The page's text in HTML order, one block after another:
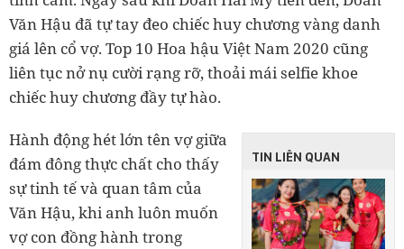
Văn Hậu đã tự tay đeo chiếc huy chương vàng danh
giá lên cổ vợ. Top 10 Hoa hậu Việt Nam 2020 cũng
liên tục nở nụ cười rạng rỡ, thoải mái selfie khoe
chiếc huy chương đầy tự hào.
TIN LIÊN QUAN
Hành động hét lớn tên vợ giữa
đám đông thực chất cho thấy
sự tinh tế và quan tâm của
Văn Hậu, khi anh luôn muốn
vợ con đồng hành trong